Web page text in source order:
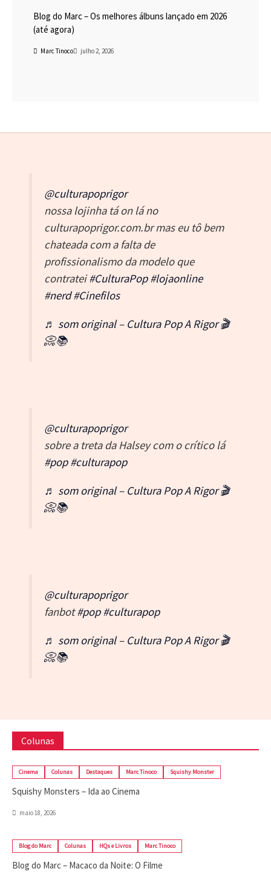
Blog do Marc – Os melhores álbuns lançado em 2026
(até agora)
Marc Tinoco julho 2, 2026
@culturapoprigor
nossa lojinha tá on lá no
culturapoprigor.com.br mas eu tô bem
chateada com a falta de
profissionalismo da modelo que
contratei#CulturaPop #lojaonline
#nerd #Cinefilos
♬ som original – Cultura Pop A Rigor 🎬
📀📚
@culturapoprigor
sobre a treta da Halsey com o crítico lá
#pop #culturapop
♬ som original – Cultura Pop A Rigor 🎬
📀📚
@culturapoprigor
fanbot#pop #culturapop
♬ som original – Cultura Pop A Rigor 🎬
📀📚
Colunas
Cinema Colunas Destaques Marc Tinoco Squishy Monster
Squishy Monsters – Ida ao Cinema
maio 18, 2026
Blog do Marc Colunas HQs e Livros Marc Tinoco
Blog do Marc – Macaco da Noite: O Filme